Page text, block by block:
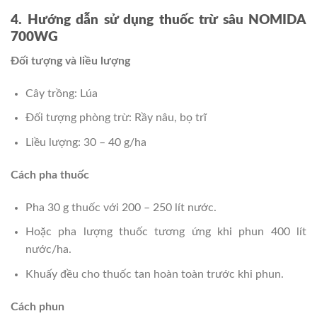
4. Hướng dẫn sử dụng thuốc trừ sâu NOMIDA
700WG
Đối tượng và liều lượng
Cây trồng: Lúa
Đối tượng phòng trừ: Rầy nâu, bọ trĩ
Liều lượng: 30 – 40 g/ha
Cách pha thuốc
Pha 30 g thuốc với 200 – 250 lít nước.
Hoặc pha lượng thuốc tương ứng khi phun 400 lít
nước/ha.
Khuấy đều cho thuốc tan hoàn toàn trước khi phun.
Cách phun